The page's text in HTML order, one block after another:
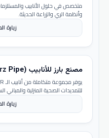
متخصص في حلول الأنابيب
وأنظمة الري والزراعة الحديثة.
زيارة
مصنع بارز للأنابيب (Barz Pipe)
للتمديدات الصحية المنزلية والمباني
زيارة